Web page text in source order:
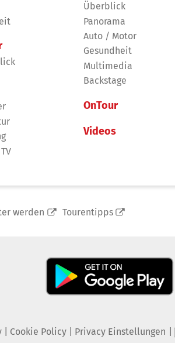
Überblick
Panorama
Auto / Motor
Gesundheit
Multimedia
Backstage
OnTour
Videos
werden Tourentipps
| Cookie Policy| Privacy Einstellungen